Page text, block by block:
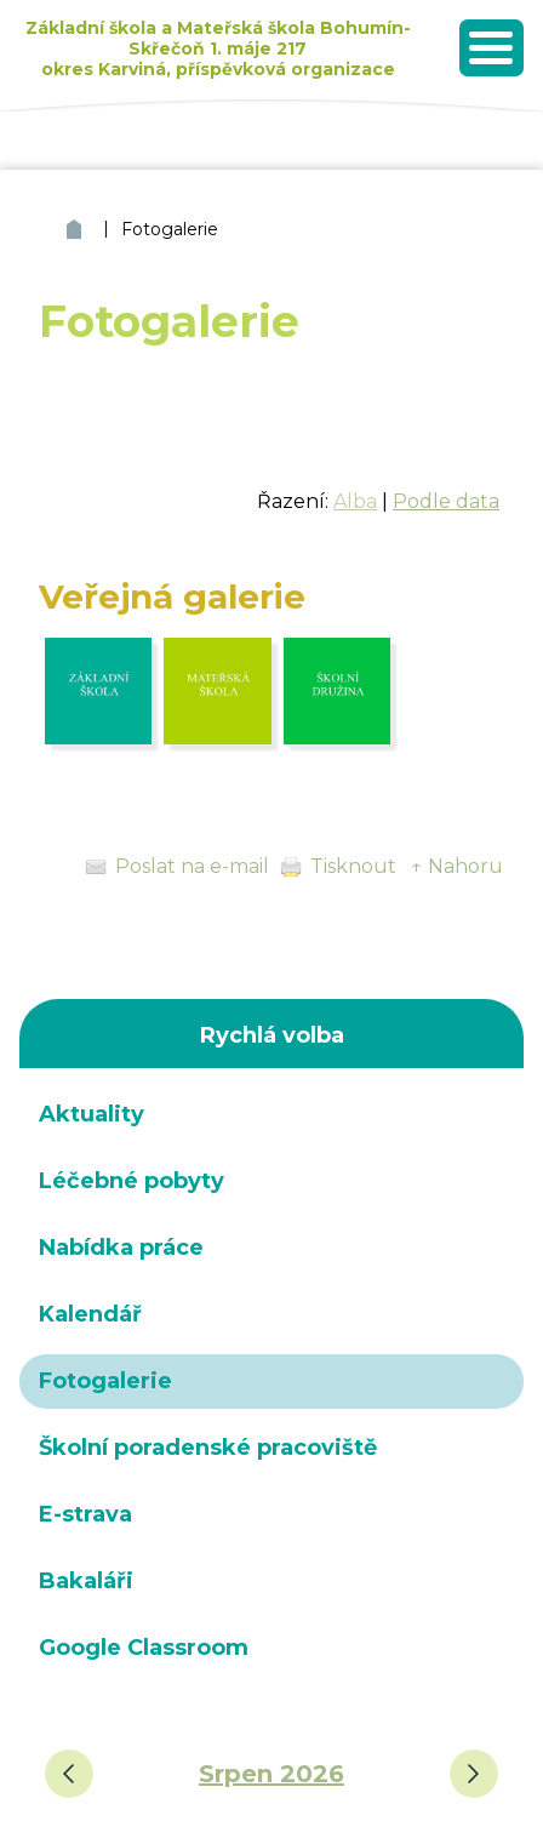
Základní škola a Mateřská škola Bohumín-
Skřečoň 1. máje 217
okres Karviná, příspěvková organizace
MENU
ZŠ a MŠ Bohumín Skřečoň
| Fotogalerie
Fotogalerie
Řazení: Alba Podle data
Veřejná galerie
Poslat na e-mail Tisknout ↑ Nahoru
Rychlá volba
Aktuality
Léčebné pobyty
Nabídka práce
Kalendář
Fotogalerie
Školní poradenské pracoviště
E-strava
Bakaláři
Google Classroom
Srpen 2026